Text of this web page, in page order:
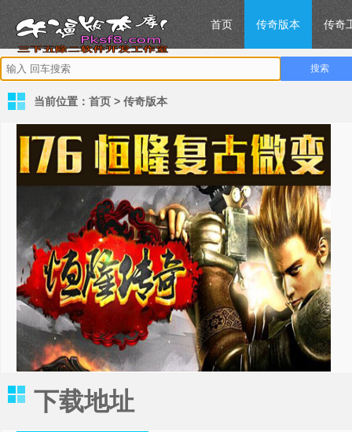
首页 传奇版本 传奇
当前位置： 首页 > 传奇版本
下载地址